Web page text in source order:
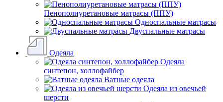
Пенополиуретановые матрасы (ППУ)
Односпальные матрасы
Двуспальные матрасы
Одеяла
Одеяла
синтепон, холлофайбер
Ватные одеяла
Одеяла из овечьей
шерсти